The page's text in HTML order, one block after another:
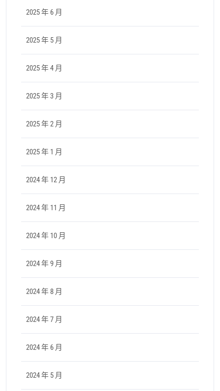
2025 年 6 月
2025 年 5 月
2025 年 4 月
2025 年 3 月
2025 年 2 月
2025 年 1 月
2024 年 12 月
2024 年 11 月
2024 年 10 月
2024 年 9 月
2024 年 8 月
2024 年 7 月
2024 年 6 月
2024 年 5 月